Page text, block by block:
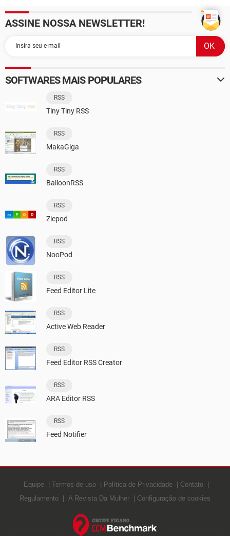
ASSINE NOSSA NEWSLETTER!
SOFTWARES MAIS POPULARES
RSS
Tiny Tiny RSS
RSS
MakaGiga
RSS
BalloonRSS
RSS
Ziepod
RSS
NooPod
RSS
Feed Editor Lite
RSS
Active Web Reader
RSS
Feed Editor RSS Creator
RSS
ARA Editor RSS
RSS
Feed Notifier
Equipe Termos de uso Política de Privacidade
Contato
Regulamento
A Revista Da Mulher Configuração de cookies